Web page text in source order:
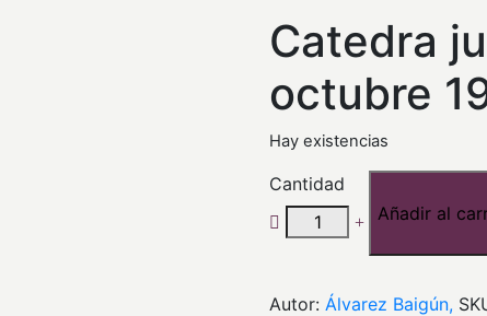
precio
original
era:
$23,57.
Catedra
octubre
Hay existencias
Cantidad
Añadir al
Autor: Álvarez Baigún,